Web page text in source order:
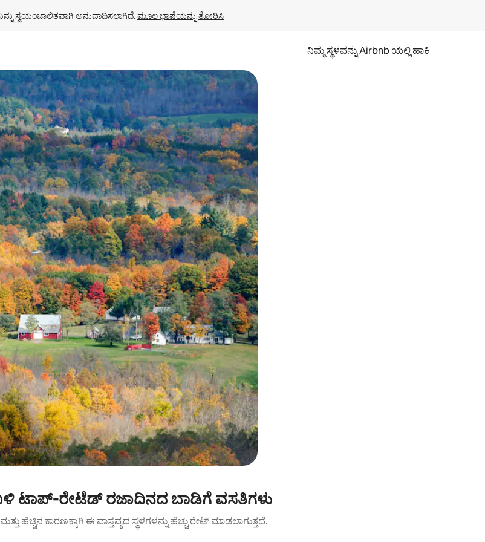
ಸ್ವಯಂಚಾಲಿತವಾಗಿ ಅನುವಾದಿಸಲಾಗಿದೆ. ಮೂಲ ಭಾಷೆಯನ್ನು ತೋರಿಸಿ
ನಿಮ್ಮ ಸ್ಥಳವನ್ನು Airbnb ಯಲ್ಲಿ ಹಾಕಿ
ಮಾಡಿ ಅಥವಾ ಸ್ಪರ್ಶ ಅಥವಾ ಸ್ವೈಪ್ ಗೆಸ್ಚರ್‌ಗಳ ಮೂಲಕ ಅನ್ವೇಷಿಸಿ.
ಟಾಪ್-ರೇಟೆಡ್ ರಜಾದಿನದ ಬಾಡಿಗೆ ವಸತಿಗಳು
ಮತ್ತು ಹೆಚ್ಚಿನ ಕಾರಣಕ್ಕಾಗಿ ಈ ವಾಸ್ತವ್ಯದ ಸ್ಥಳಗಳನ್ನು ಹೆಚ್ಚು ರೇಟ್ ಮಾಡಲಾಗುತ್ತದೆ.